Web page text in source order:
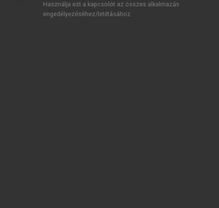
Használja ezt a kapcsolót az összes alkalmazás
engedélyezéséhez/letiltásához.